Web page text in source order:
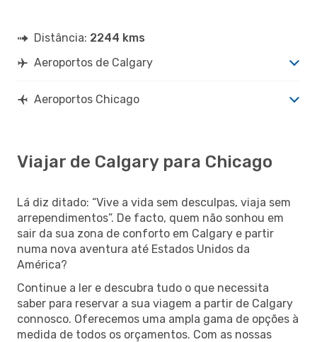
Distância: 2244 kms
Aeroportos de Calgary
Aeroportos Chicago
Viajar de Calgary para Chicago
Lá diz ditado: “Vive a vida sem desculpas, viaja sem
arrependimentos”. De facto, quem não sonhou em
sair da sua zona de conforto em Calgary e partir
numa nova aventura até Estados Unidos da
América?
Continue a ler e descubra tudo o que necessita
saber para reservar a sua viagem a partir de Calgary
connosco. Oferecemos uma ampla gama de opções à
medida de todos os orçamentos. Com as nossas